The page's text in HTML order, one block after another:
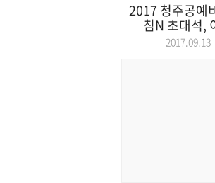
2017 청주공예
침N 초대석,